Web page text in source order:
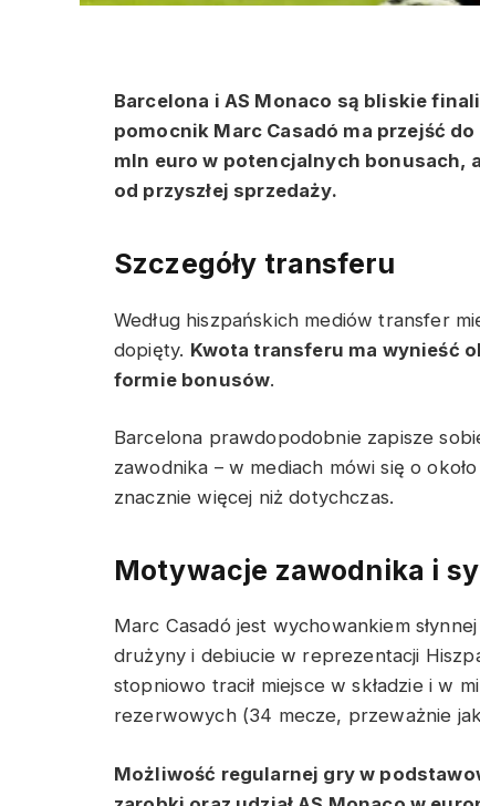
Barcelona i AS Monaco są bliskie
pomocnik Marc Casadó ma przejść
mln euro w potencjalnych bonusach,
od przyszłej sprzedaży.
Szczegóły transferu
Według hiszpańskich mediów transfer
dopięty. Kwota transferu ma wynieść
formie bonusów.
Barcelona prawdopodobnie zapisze
zawodnika – w mediach mówi się o
znacznie więcej niż dotychczas.
Motywacje zawodnika i
Marc Casadó jest wychowankiem
drużyny i debiucie w reprezentacji
stopniowo tracił miejsce w składzie i w
rezerwowych (34 mecze, przeważnie
Możliwość regularnej gry w